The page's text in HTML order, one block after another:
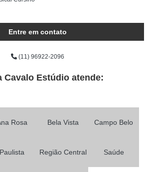
Entre em contato
(11) 96922-2096
Cavalo Estúdio atende:
Rosa Bela Vista Campo Belo
Paulista Região Central Saúde